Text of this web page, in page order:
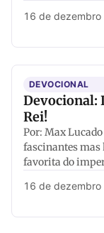
16 de dezembro
DEVOCIONAL
Devocional:
Rei!
Por: Max
fascinantes mas
favorita do
16 de dezembro